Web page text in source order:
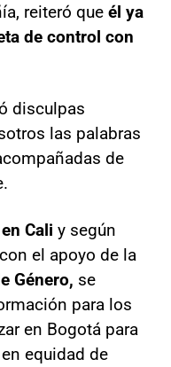
reiteró que él ya
de control con
disculpas
las palabras
de
Cali y según
el apoyo de la
Género, se
para los
en Bogotá para
equidad de